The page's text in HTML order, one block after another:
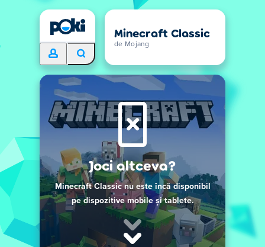
Minecraft Classic
de Mojang
Joci altceva?
Minecraft Classic nu este încă disponibil
pe dispozitive mobile și tablete.